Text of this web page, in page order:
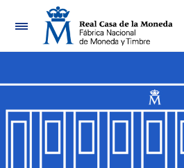
Navigation
Show/Hide